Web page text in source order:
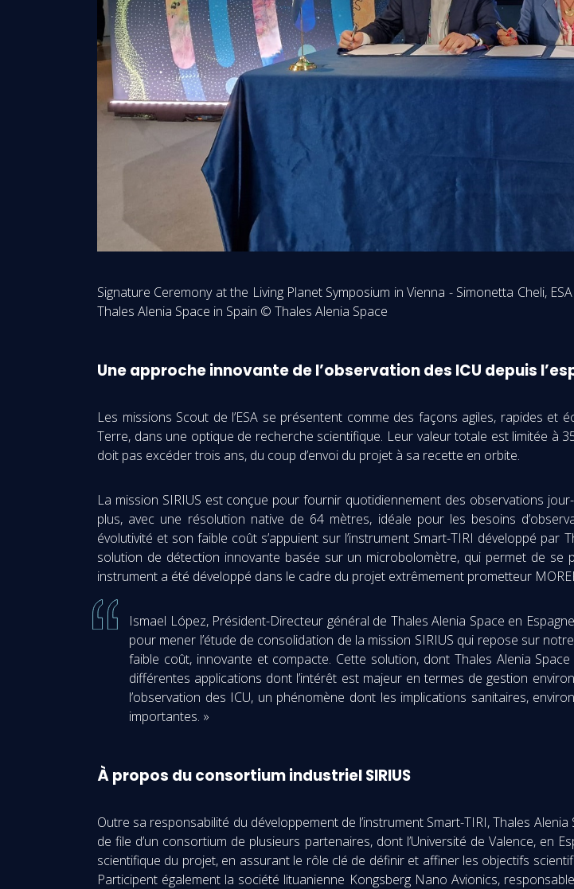
Signature Ceremony at the Living Planet Symposium in Vienna - Simonetta Cheli,
Thales Alenia Space in Spain © Thales Alenia Space
Une approche innovante de l’observation des ICU depuis
Les missions Scout de l’ESA se présentent comme des façons agiles, rapides
Terre, dans une optique de recherche scientifique. Leur valeur totale est limitée à
doit pas excéder trois ans, du coup d’envoi du projet à sa recette en orbite.
La mission SIRIUS est conçue pour fournir quotidiennement des observations
plus, avec une résolution native de 64 mètres, idéale pour les besoins
évolutivité et son faible coût s’appuient sur l’instrument Smart-TIRI développé
solution de détection innovante basée sur un microbolomètre, qui permet de
instrument a été développé dans le cadre du projet extrêmement prometteur
Ismael López, Président-Directeur général de Thales Alenia Space en
pour mener l’étude de consolidation de la mission SIRIUS qui repose sur
faible coût, innovante et compacte. Cette solution, dont Thales Alenia
différentes applications dont l’intérêt est majeur en termes de gestion
l’observation des ICU, un phénomène dont les implications sanitaires,
importantes. »
À propos du consortium industriel SIRIUS
Outre sa responsabilité du développement de l’instrument Smart-TIRI, Thales
de file d’un consortium de plusieurs partenaires, dont l’Université de Valence, en
scientifique du projet, en assurant le rôle clé de définir et affiner les objectifs
Participent également la société lituanienne Kongsberg Nano Avionics,